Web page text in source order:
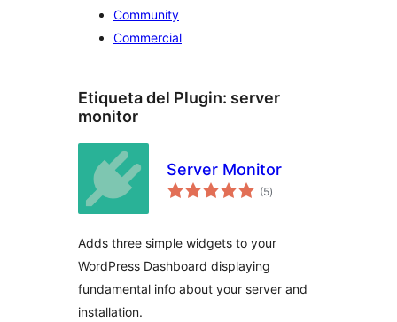
Community
Commercial
Etiqueta del Plugin: server
monitor
Server Monitor
(5evaluación
total
)
Adds three simple widgets to your
WordPress Dashboard displaying
fundamental info about your server and
installation.